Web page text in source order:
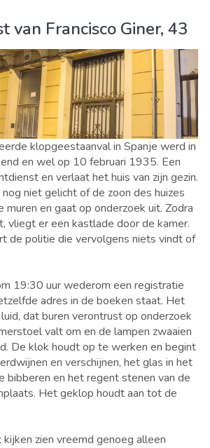
van Francisco Giner, 43
klopgeestaanval in Spanje werd in
en wel op 10 februari 1935. Een
en verlaat het huis van zijn gezin.
niet gelicht of de zoon des huizes
muren en gaat op onderzoek uit. Zodra
vliegt er een kastlade door de kamer.
de politie die vervolgens niets vindt of
19:30 uur wederom een registratie
adres in de boeken staat. Het
dat buren verontrust op onderzoek
valt om en de lampen zwaaien
De klok houdt op te werken en begint
en verschijnen, het glas in het
bibberen en het regent stenen van de
Het geklop houdt aan tot de
zien vreemd genoeg alleen